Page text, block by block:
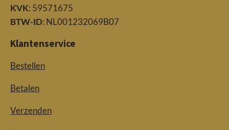
KVK: 59571675
BTW-ID: NL001232069B07
Klantenservice
Bestellen
Betalen
Verzenden